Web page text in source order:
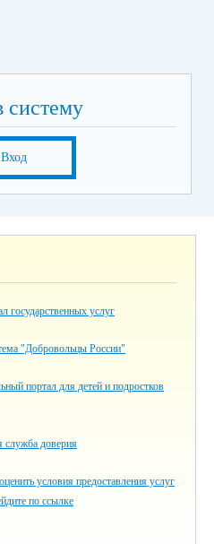
систему
Вход
государственных услуг
"Добровольцы России"
портал для детей и подростков
служба доверия
условия предоставления услуг
по ссылке